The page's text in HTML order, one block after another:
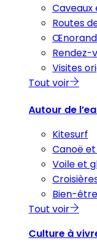
Routes
Rendez-
Visites
Tout voir
Autour de
Kitesurf
Canoë
Voile et
Bien-
Tout voir
Culture à